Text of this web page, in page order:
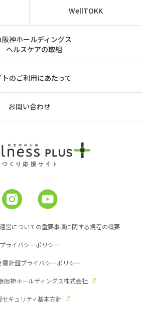
WellTOKK
阪神ホールディングス
ヘルスケアの取組
のご利用にあたって
お問い合わせ
営についての重要事項に関する規程の概要
プライバシーポリシー
羅針盤プライバシーポリシー
阪神ホールディングス株式会社
セキュリティ基本方針